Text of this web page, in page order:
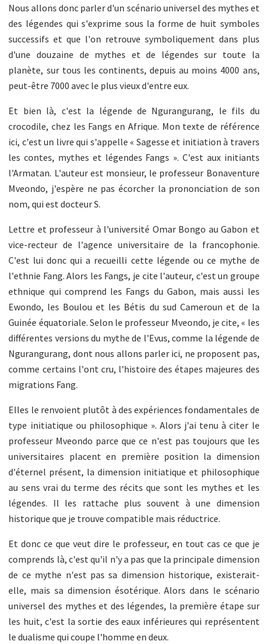
Nous allons donc parler d'un scénario universel des mythes et
des légendes qui s'exprime sous la forme de huit symboles
successifs et que l'on retrouve symboliquement dans plus
d'une douzaine de mythes et de légendes sur toute la
planète, sur tous les continents, depuis au moins 4000 ans,
peut-être 7000 avec le plus vieux d'entre eux.
Et bien là, c'est la légende de Ngurangurang, le fils du
crocodile, chez les Fangs en Afrique. Mon texte de référence
ici, c'est un livre qui s'appelle « Sagesse et initiation à travers
les contes, mythes et légendes Fangs ». C'est aux initiants
l'Armatan. L'auteur est monsieur, le professeur Bonaventure
Mveondo, j'espère ne pas écorcher la prononciation de son
nom, qui est docteur S.
Lettre et professeur à l'université Omar Bongo au Gabon et
vice-recteur de l'agence universitaire de la francophonie.
C'est lui donc qui a recueilli cette légende ou ce mythe de
l'ethnie Fang. Alors les Fangs, je cite l'auteur, c'est un groupe
ethnique qui comprend les Fangs du Gabon, mais aussi les
Ewondo, les Boulou et les Bétis du sud Cameroun et de la
Guinée équatoriale. Selon le professeur Mveondo, je cite, « les
différentes versions du mythe de l'Evus, comme la légende de
Ngurangurang, dont nous allons parler ici, ne proposent pas,
comme certains l'ont cru, l'histoire des étapes majeures des
migrations Fang.
Elles le renvoient plutôt à des expériences fondamentales de
type initiatique ou philosophique ». Alors j'ai tenu à citer le
professeur Mveondo parce que ce n'est pas toujours que les
universitaires placent en première position la dimension
d'éternel présent, la dimension initiatique et philosophique
au sens vrai du terme des récits que sont les mythes et les
légendes. Il les rattache plus souvent à une dimension
historique que je trouve compatible mais réductrice.
Et donc ce que veut dire le professeur, en tout cas ce que je
comprends là, c'est qu'il n'y a pas que la principale dimension
de ce mythe n'est pas sa dimension historique, existerait-
elle, mais sa dimension ésotérique. Alors dans le scénario
universel des mythes et des légendes, la première étape sur
les huit, c'est la sortie des eaux inférieures qui représentent
le dualisme qui coupe l'homme en deux.